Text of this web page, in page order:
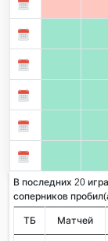
В последних 20
соперников
ТБ Матчей